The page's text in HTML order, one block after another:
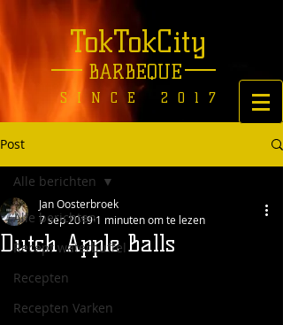
TokTokCity
BARBEQUE
SINCE 2017
Post
Alle berichten
Recept waterbuffel
Recepten
Recepten Varken
Alle berichten
Dutch Apple Balls
Jan Oosterbroek
7 sep 2019 1 minuten om te lezen